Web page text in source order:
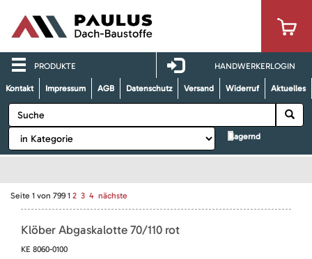
PRODUKTE HANDWERKERLOGIN
Kontakt Impressum AGB Datenschutz Versand Widerruf Aktuelles
lagernd
Seite 1 von 799 1 2 3 4 nächste
Klöber Abgaskalotte 70/110 rot
KE 8060-0100